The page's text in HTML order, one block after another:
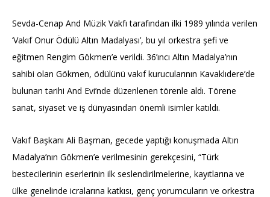
Sevda-Cenap And Müzik Vakfı tarafından ilki 1989 yılında verilen
‘Vakıf Onur Ödülü Altın Madalyası’, bu yıl orkestra şefi ve
eğitmen Rengim Gökmen’e verildi. 36’ıncı Altın Madalya’nın
sahibi olan Gökmen, ödülünü vakıf kurucularının Kavaklıdere’de
bulunan tarihi And Evi’nde düzenlenen törenle aldı. Törene
sanat, siyaset ve iş dünyasından önemli isimler katıldı.
Vakıf Başkanı Ali Başman, gecede yaptığı konuşmada Altın
Madalya’nın Gökmen’e verilmesinin gerekçesini, “Türk
bestecilerinin eserlerinin ilk seslendirilmelerine, kayıtlarına ve
ülke genelinde icralarına katkısı, genç yorumcuların ve orkestra